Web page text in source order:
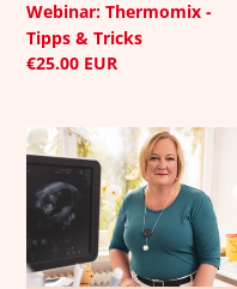
Webinar: Thermomix -
Tipps & Tricks
Normaler
€25.00 EUR
Webinar:
Besser
schlafen
den
Wechseljahren